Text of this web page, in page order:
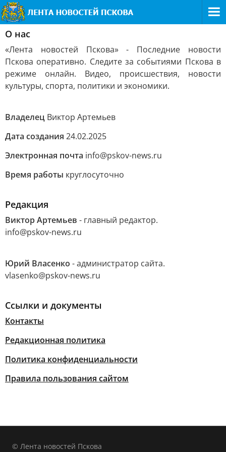
О нас
«Лента новостей Пскова» - Последние новости
Пскова оперативно. Следите за событиями Пскова в
режиме онлайн. Видео, происшествия, новости
культуры, спорта, политики и экономики.
Владелец Виктор Артемьев
Дата создания 24.02.2025
Электронная почта info@pskov-news.ru
Время работы круглосуточно
Редакция
Виктор Артемьев - главный редактор.
info@pskov-news.ru
Юрий Власенко - администратор сайта.
vlasenko@pskov-news.ru
Ссылки и документы
Контакты
Редакционная политика
Политика конфиденциальности
Правила пользования сайтом
© Лента новостей Пскова